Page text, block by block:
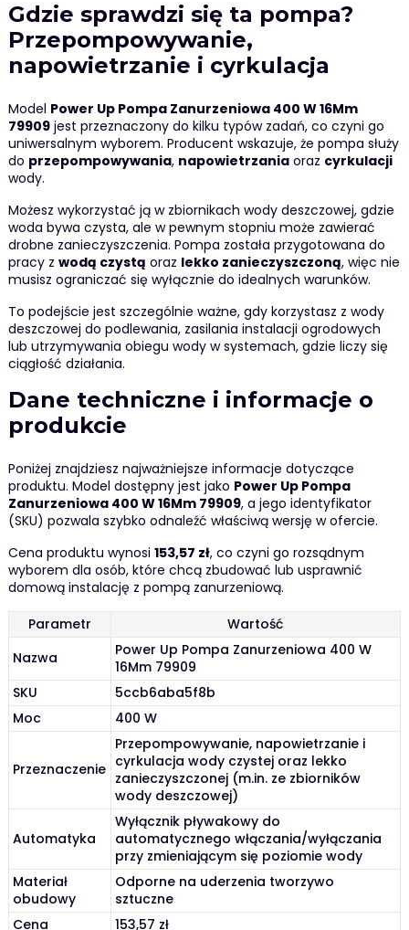
Gdzie sprawdzi się ta pompa?
Przepompowywanie,
napowietrzanie i cyrkulacja
Model Power Up Pompa Zanurzeniowa 400 W 16Mm
79909jest przeznaczony do kilku typów zadań, co czyni go
uniwersalnym wyborem. Producent wskazuje, że pompa służy
do przepompowywania, napowietrzaniaoraz cyrkulacji
wody.
Możesz wykorzystać ją w zbiornikach wody deszczowej, gdzie
woda bywa czysta, ale w pewnym stopniu może zawierać
drobne zanieczyszczenia. Pompa została przygotowana do
pracy z wodą czystą oraz lekko zanieczyszczoną, więc nie
musisz ograniczać się wyłącznie do idealnych warunków.
To podejście jest szczególnie ważne, gdy korzystasz z wody
deszczowej do podlewania, zasilania instalacji ogrodowych
lub utrzymywania obiegu wody w systemach, gdzie liczy się
ciągłość działania.
Dane techniczne i informacje o
produkcie
Poniżej znajdziesz najważniejsze informacje dotyczące
produktu. Model dostępny jest jako Power Up Pompa
Zanurzeniowa 400 W 16Mm 79909, a jego identyfikator
(SKU) pozwala szybko odnaleźć właściwą wersję w ofercie.
Cena produktu wynosi 153,57 zł, co czyni go rozsądnym
wyborem dla osób, które chcą zbudować lub usprawnić
domową instalację z pompą zanurzeniową.
Parametr
Wartość
Nazwa
Power Up Pompa Zanurzeniowa 400 W
16Mm 79909
SKU
5ccb6aba5f8b
Moc
400 W
Przeznaczenie
Przepompowywanie, napowietrzanie i
cyrkulacja wody czystej oraz lekko
zanieczyszczonej (m.in. ze zbiorników
wody deszczowej)
Automatyka
Wyłącznik pływakowy do
automatycznego włączania/wyłączania
przy zmieniającym się poziomie wody
Materiał
obudowy
Odporne na uderzenia tworzywo
sztuczne
Cena
153,57 zł